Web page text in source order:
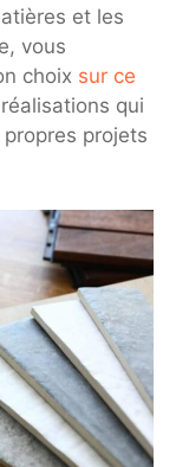
et les
vous
choix sur ce
qui
projets